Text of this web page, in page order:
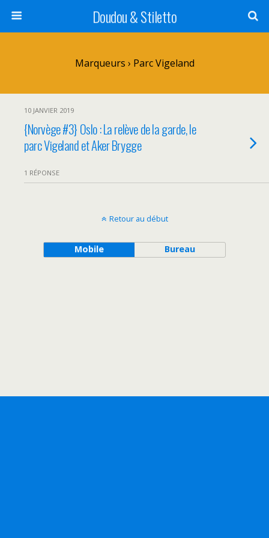
Doudou & Stiletto
Marqueurs › Parc Vigeland
10 JANVIER 2019
{Norvège #3} Oslo : La relève de la garde, le
parc Vigeland et Aker Brygge
1 RÉPONSE
Retour au début
Mobile Bureau